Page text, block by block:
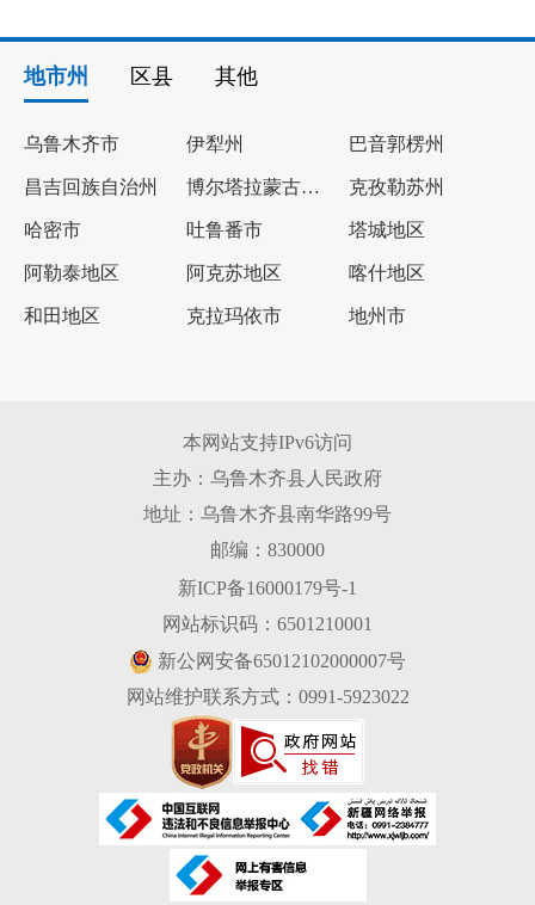
地市州 区县 其他
乌鲁木齐市 伊犁州 巴音郭楞州
昌吉回族自治州 博尔塔拉蒙古自治州 克孜勒苏州
哈密市 吐鲁番市 塔城地区
阿勒泰地区 阿克苏地区 喀什地区
和田地区 克拉玛依市 地州市
本网站支持IPv6访问
主办：乌鲁木齐县人民政府
地址：乌鲁木齐县南华路99号
邮编：830000
新ICP备16000179号-1
网站标识码：6501210001
新公网安备65012102000007号
网站维护联系方式：0991-5923022